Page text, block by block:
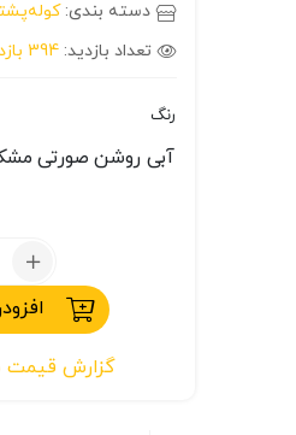
دسته بندی:
تعداد بازدید: 394 بازدید
رنگ
آبی روشن صورتی
گزارش قیمت